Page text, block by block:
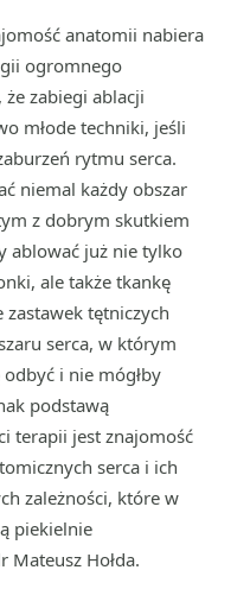
anatomii nabiera
ogromnego
zabiegi ablacji
młode techniki, jeśli
rytmu serca.
niemal każdy obszar
z dobrym skutkiem
ablować już nie tylko
ale także tkankę
tętniczych
serca, w którym
i nie mógłby
podstawą
terapii jest znajomość
serca i ich
zależności, które w
piekielnie
Mateusz Hołda.